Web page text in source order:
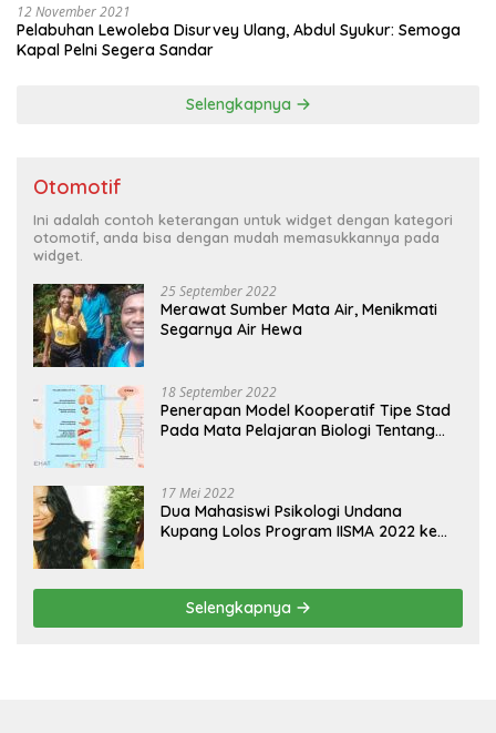
12 November 2021
Pelabuhan Lewoleba Disurvey Ulang, Abdul Syukur: Semoga
Kapal Pelni Segera Sandar
Selengkapnya
Otomotif
Ini adalah contoh keterangan untuk widget dengan kategori
otomotif, anda bisa dengan mudah memasukkannya pada
widget.
25 September 2022
Merawat Sumber Mata Air, Menikmati
Segarnya Air Hewa
18 September 2022
Penerapan Model Kooperatif Tipe Stad
Pada Mata Pelajaran Biologi Tentang
17 Mei 2022
Dua Mahasiswi Psikologi Undana
Kupang Lolos Program IISMA 2022 ke
Selengkapnya